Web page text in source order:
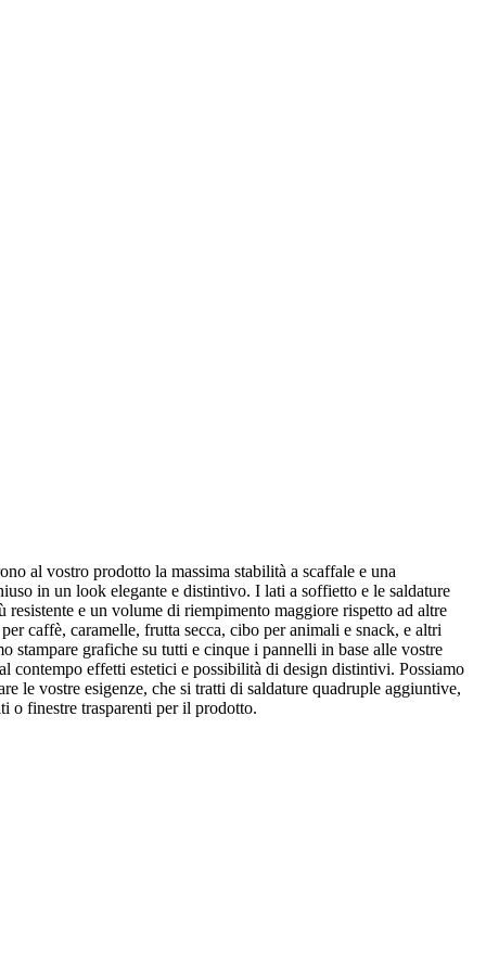
al vostro prodotto la massima stabilità a scaffale e una
in un look elegante e distintivo. I lati a soffietto e le saldature
e un volume di riempimento maggiore rispetto ad altre
caffè, caramelle, frutta secca, cibo per animali e snack, e altri
stampare grafiche su tutti e cinque i pannelli in base alle vostre
contempo effetti estetici e possibilità di design distintivi. Possiamo
le vostre esigenze, che si tratti di saldature quadruple aggiuntive,
o finestre trasparenti per il prodotto.